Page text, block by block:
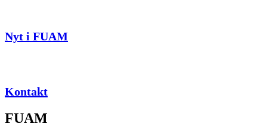
Nyt i FUAM
Kontakt
FUAM